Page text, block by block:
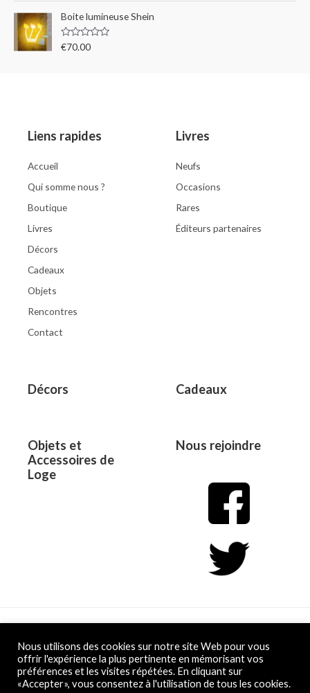
Boite lumineuse Shein
R
f
€70.00
Liens rapides
Accueil
Qui somme nous ?
Boutique
Livres
Décors
Cadeaux
Objets
Rencontres
Contact
Livres
Neufs
Occasions
Rares
Éditeurs partenaires
Décors Cadeaux
Objets et
Accessoires de
Loge
Nous rejoindre
Copyright © 2026 L&D
Powered by L&D
Nous utilisons des cookies sur notre site Web pour vous
offrir l'expérience la plus pertinente en mémorisant vos
préférences et les visites répétées. En cliquant sur
«Accepter», vous consentez à l'utilisation de tous les cookies.